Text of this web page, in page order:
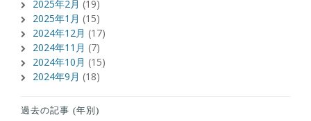
2025年2月 (19)
2025年1月 (15)
2024年12月 (17)
2024年11月 (7)
2024年10月 (15)
2024年9月 (18)
過去の記事 (年別)